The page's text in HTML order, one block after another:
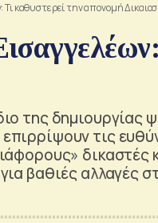
καθυστερεί την απονομή
της δημιουργίας
τις
δικαστές
βαθιές αλλαγές